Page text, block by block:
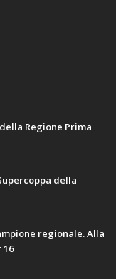
Regione Prima
della
regionale. Alla
16